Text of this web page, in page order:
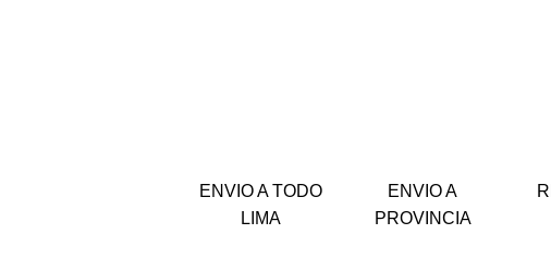
ENVIO A TODO
LIMA
ENVIO A
PROVINCIA